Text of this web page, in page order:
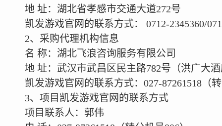
地 址：湖北省孝感市交通大道272号
凯发游戏官网的联系方式： 0712-2345360/
2、采购代理机构信息
名 称：湖北飞浪咨询服务有限公司
地 址：武汉市武昌区民主路782号（洪广大酒
凯发游戏官网的联系方式：027-87261518（
3、项目凯发游戏官网的联系方式
项目联系人：郭伟